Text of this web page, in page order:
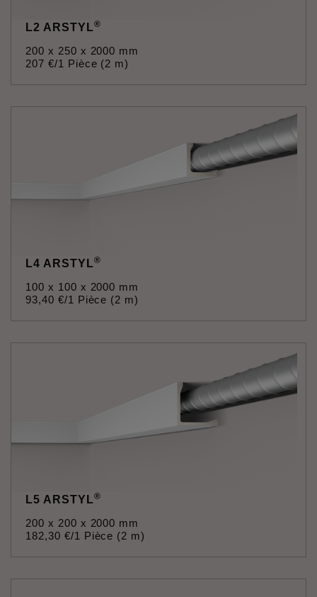
L2 ARSTYL®
200 x 250 x 2000 mm
207 €/1 Pièce (2 m)
L4 ARSTYL®
100 x 100 x 2000 mm
93,40 €/1 Pièce (2 m)
L5 ARSTYL®
200 x 200 x 2000 mm
182,30 €/1 Pièce (2 m)